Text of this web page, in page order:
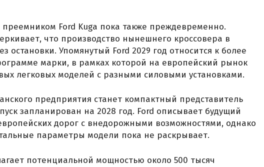
Ford Kuga пока также преждевременно.
что производство нынешнего кроссовера в
остановки. Упомянутый Ford 2029 год относится к более
марки, в рамках которой на европейский рынок
легковых моделей с разными силовыми установками.
предприятия станет компактный представитель
запланирован на 2028 год. Ford описывает будущий
дорог с внедорожными возможностями, однако
параметры модели пока не раскрывает.
потенциальной мощностью около 500 тысяч